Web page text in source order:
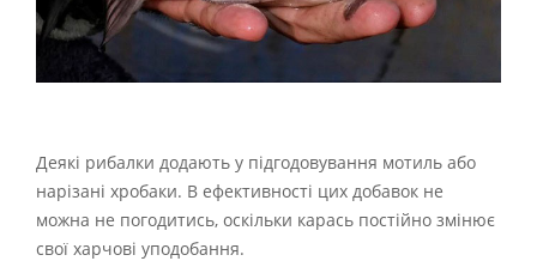
Деякі рибалки додають у підгодовування мотиль або
нарізані хробаки. В ефективності цих добавок не
можна не погодитись, оскільки карась постійно змінює
свої харчові уподобання.